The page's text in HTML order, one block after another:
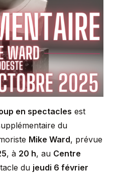
en spectacles est
du
Mike Ward, prévue
, à 20 h, au Centre
du jeudi 6 février